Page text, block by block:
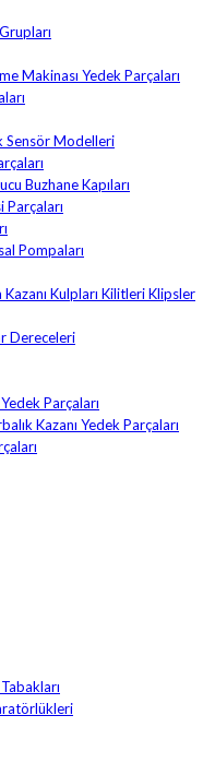
Makinası Yedek Parçaları
Sensör Modelleri
Buzhane Kapıları
Parçaları
Pompaları
Kulpları Kilitleri Klipsler
Dereceleri
Parçaları
Kazanı Yedek Parçaları